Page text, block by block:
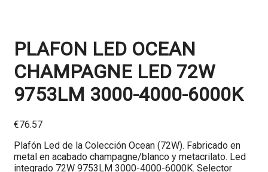
PLAFON LED OCEAN
CHAMPAGNE LED 72W
9753LM 3000-4000-6000K
€76.57
Plafón Led de la Colección Ocean (72W). Fabricado en
metal en acabado champagne/blanco y metacrilato. Led
integrado 72W 9753LM 3000-4000-6000K. Selector